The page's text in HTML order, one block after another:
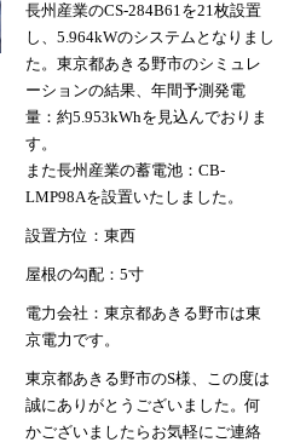
長州産業のCS-284B61を21枚設置
し、5.964kWのシステムとなりまし
た。東京都あきる野市のシミュレ
ーションの結果、年間予測発電
量：約5.953kWhを見込んでおりま
す。
また長州産業の蓄電池：CB-
LMP98Aを設置いたしました。
設置方位：東西
屋根の勾配：5寸
電力会社：東京都あきる野市は東
京電力です。
東京都あきる野市のS様、この度は
誠にありがとうございました。何
かございましたらお気軽にご連絡